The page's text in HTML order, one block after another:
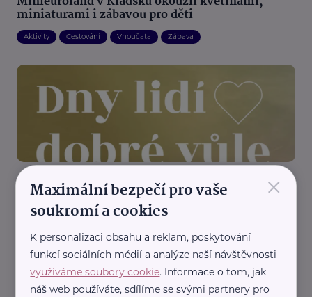
miniaturami i zábavou pro děti
Aktivity Cestování Vnoučata Zábava
Zlínský kraj
Dny lidí dobré vůle 2026 na Velehradě: benefiční
koncert, Národní pouť i bohatý program pro
rodiny
Aktivity Cestování Podpora, pomoc, péče Propojení generací
Zábava
×
Maximální bezpečí pro vaše
soukromí a cookies
K personalizaci obsahu a reklam, poskytování
funkcí sociálních médií a analýze naší návštěvnosti
využíváme soubory cookie. Informace o tom, jak
náš web používáte, sdílíme se svými partnery pro